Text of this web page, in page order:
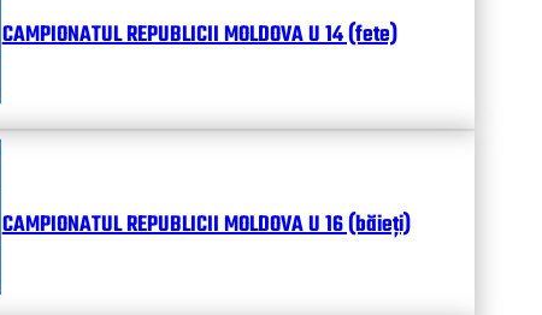
CAMPIONATUL REPUBLICII MOLDOVA U 14 (fete)
CAMPIONATUL REPUBLICII MOLDOVA U 16 (băieți)